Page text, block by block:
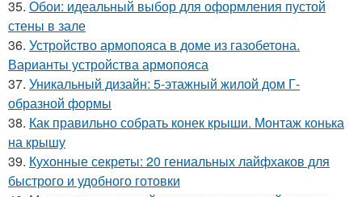
35. Обои: идеальный выбор для оформления пустой
стены в зале
36. Устройство армопояса в доме из газобетона.
Варианты устройства армопояса
37. Уникальный дизайн: 5-этажный жилой дом Г-
образной формы
38. Как правильно собрать конек крыши. Монтаж конька
на крышу
39. Кухонные секреты: 20 гениальных лайфхаков для
быстрого и удобного готовки